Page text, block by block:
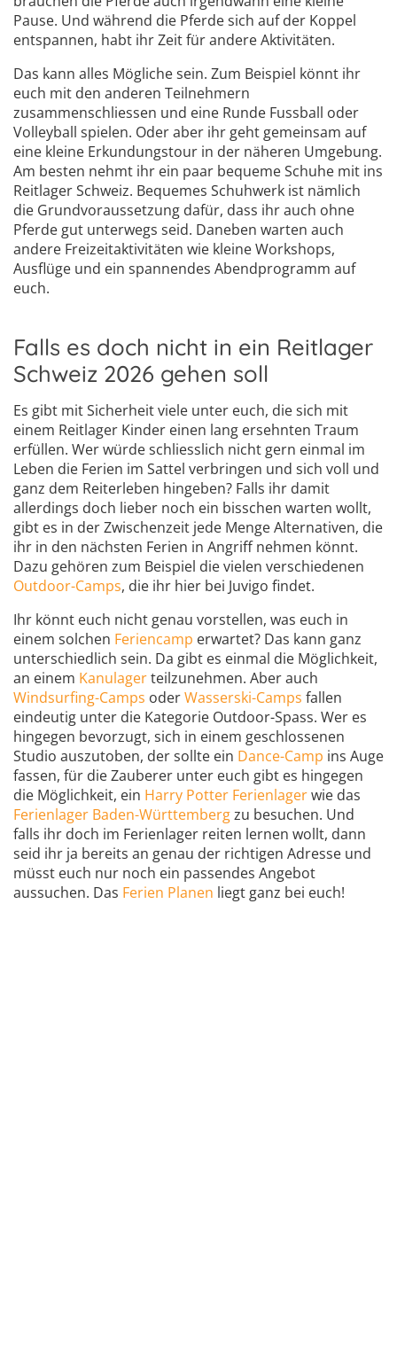
Pause. Und während die Pferde sich auf der Koppel
entspannen, habt ihr Zeit für andere Aktivitäten.
Das kann alles Mögliche sein. Zum Beispiel könnt ihr
euch mit den anderen Teilnehmern
zusammenschliessen und eine Runde Fussball oder
Volleyball spielen. Oder aber ihr geht gemeinsam auf
eine kleine Erkundungstour in der näheren Umgebung.
Am besten nehmt ihr ein paar bequeme Schuhe mit ins
Reitlager Schweiz. Bequemes Schuhwerk ist nämlich
die Grundvoraussetzung dafür, dass ihr auch ohne
Pferde gut unterwegs seid. Daneben warten auch
andere Freizeitaktivitäten wie kleine Workshops,
Ausflüge und ein spannendes Abendprogramm auf
euch.
Falls es doch nicht in ein Reitlager
Schweiz 2026 gehen soll
Es gibt mit Sicherheit viele unter euch, die sich mit
einem Reitlager Kinder einen lang ersehnten Traum
erfüllen. Wer würde schliesslich nicht gern einmal im
Leben die Ferien im Sattel verbringen und sich voll und
ganz dem Reiterleben hingeben? Falls ihr damit
allerdings doch lieber noch ein bisschen warten wollt,
gibt es in der Zwischenzeit jede Menge Alternativen, die
ihr in den nächsten Ferien in Angriff nehmen könnt.
Dazu gehören zum Beispiel die vielen verschiedenen
Outdoor-Camps, die ihr hier bei Juvigo findet.
Ihr könnt euch nicht genau vorstellen, was euch in
einem solchen Feriencamp erwartet? Das kann ganz
unterschiedlich sein. Da gibt es einmal die Möglichkeit,
an einem Kanulagerteilzunehmen. Aber auch
Windsurfing-Camps oderWasserski-Camps fallen
eindeutig unter die Kategorie Outdoor-Spass. Wer es
hingegen bevorzugt, sich in einem geschlossenen
Studio auszutoben, der sollte ein Dance-Camp ins Auge
fassen, für die Zauberer unter euch gibt es hingegen
die Möglichkeit, ein Harry Potter Ferienlagerwie das
Ferienlager Baden-Württembergzu besuchen. Und
falls ihr doch im Ferienlager reiten lernen wollt, dann
seid ihr ja bereits an genau der richtigen Adresse und
müsst euch nur noch ein passendes Angebot
aussuchen. Das Ferien Planen liegt ganz bei euch!